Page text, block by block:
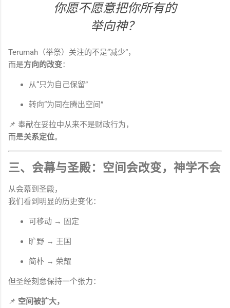
你愿不愿意把你所有的
举向神？
Terumah（举祭）关注的不是“减少”，
而是方向的改变：
从“只为自己保留”
转向“为同在腾出空间”
📌 奉献在妥拉中从来不是财政行为，
而是关系定位。
三、会幕与圣殿：空间会改变，神学不会
从会幕到圣殿，
我们看到明显的历史变化：
可移动 → 固定
旷野 → 王国
简朴 → 荣耀
但圣经刻意保持一个张力：
📌 空间被扩大，